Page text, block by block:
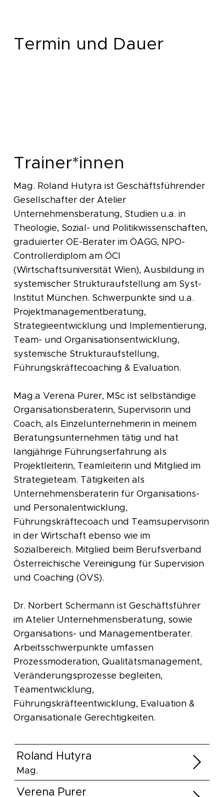
Termin und Dauer
Trainer*innen
Mag. Roland Hutyra ist Geschäftsführender
Gesellschafter der Atelier
Unternehmensberatung, Studien u.a. in
Theologie, Sozial- und Politikwissenschaften,
graduierter OE-Berater im ÖAGG, NPO-
Controllerdiplom am ÖCI
(Wirtschaftsuniversität Wien), Ausbildung in
systemischer Strukturaufstellung am Syst-
Institut München. Schwerpunkte sind u.a.
Projektmanagementberatung,
Strategieentwicklung und Implementierung,
Team- und Organisationsentwicklung,
systemische Strukturaufstellung,
Führungskräftecoaching & Evaluation.
Mag.a Verena Purer, MSc ist selbständige
Organisationsberaterin, Supervisorin und
Coach, als Einzelunternehmerin in meinem
Beratungsunternehmen tätig und hat
langjährige Führungserfahrung als
Projektleiterin, Teamleiterin und Mitglied im
Strategieteam. Tätigkeiten als
Unternehmensberaterin für Organisations-
und Personalentwicklung,
Führungskräftecoach und Teamsupervisorin
in der Wirtschaft ebenso wie im
Sozialbereich. Mitglied beim Berufsverband
Österreichische Vereinigung für Supervision
und Coaching (ÖVS).
Dr. Norbert Schermann ist Geschäftsführer
im Atelier Unternehmensberatung, sowie
Organisations- und Managementberater.
Arbeitsschwerpunkte umfassen
Prozessmoderation, Qualitätsmanagement,
Veränderungsprozesse begleiten,
Teamentwicklung,
Führungskräfteentwicklung, Evaluation &
Organisationale Gerechtigkeiten.
Roland Hutyra
Mag.
Verena Purer